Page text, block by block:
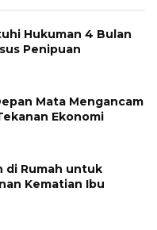
Hukuman 4 Bulan
Penipuan
Mata Mengancam
Ekonomi
di Rumah untuk
Kematian Ibu